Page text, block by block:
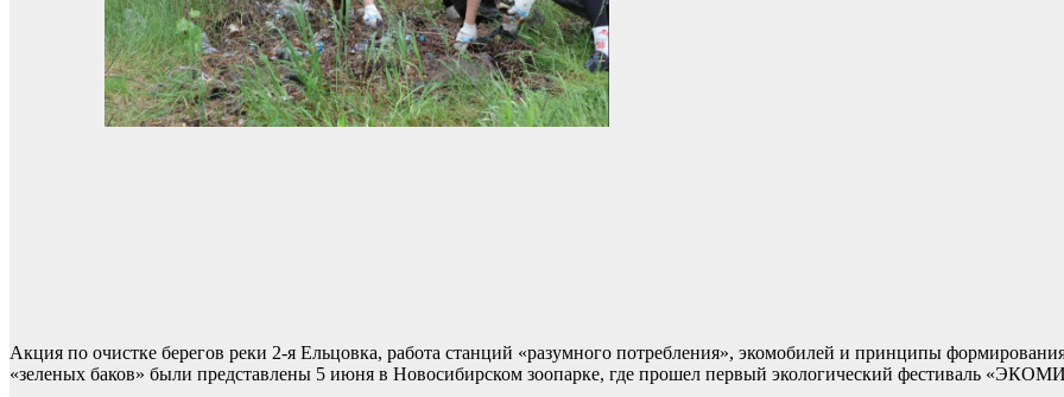
Акция по очистке берегов реки 2-я Ельцовка, работа станций «разумного потребления», экомобилей и принципы
«зеленых баков» были представлены 5 июня в Новосибирском зоопарке, где прошел первый экологический фестиваль